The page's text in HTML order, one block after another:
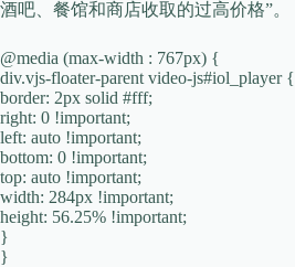
酒吧、餐馆和商店收取的过高价格”。
@media (max-width : 767px) {
div.vjs-floater-parent video-js#iol_player {
border: 2px solid #fff;
right: 0 !important;
left: auto !important;
bottom: 0 !important;
top: auto !important;
width: 284px !important;
height: 56.25% !important;
}
}